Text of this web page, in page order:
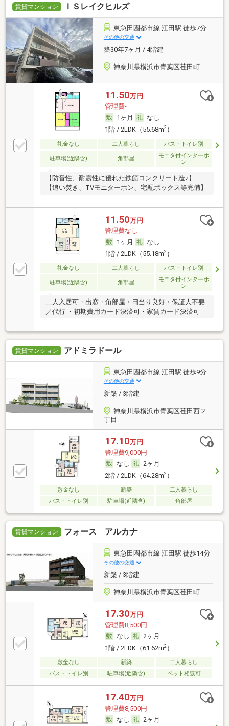
賃貸マンション ＩＳレイクヒルズ
東急田園都市線 江田駅 徒歩7分
その他の交通
築30年7ヶ月 / 4階建
神奈川県横浜市青葉区荏田町
11.50万円
管理費-
1ヶ月
なし
1階 / 2LDK（55.68m2）
礼金なし 二人暮らし バス・トイレ別
駐車場(近隣含) 角部屋
モニタ付インターホ
ン
【防音性、耐震性に優れた鉄筋コンクリート造♪】
【追い焚き、TVモニターホン、宅配ボックス等完備】
11.50万円
管理費なし
1ヶ月
なし
1階 / 2LDK（55.18m2）
礼金なし 二人暮らし バス・トイレ別
駐車場(近隣含) 角部屋
モニタ付インターホ
ン
二人入居可・出窓・角部屋・日当り良好・保証人不要
／代行 ・初期費用カード決済可・家賃カード決済可
賃貸マンション アドミラドール
東急田園都市線 江田駅 徒歩9分
その他の交通
新築 / 3階建
神奈川県横浜市青葉区荏田西２
丁目
17.10万円
管理費9,000円
なし
2ヶ月
2階 / 2LDK（64.28m2）
敷金なし 新築
二人暮らし
バス・トイレ別
駐車場(近隣含) 角部屋
賃貸マンション フォース アルカナ
東急田園都市線 江田駅 徒歩14分
その他の交通
新築 / 3階建
神奈川県横浜市青葉区荏田町
17.30万円
管理費8,500円
なし
2ヶ月
1階 / 2LDK（61.62m2）
敷金なし 新築
二人暮らし
バス・トイレ別
駐車場(近隣含) ペット相談可
17.40万円
管理費8,500円
なし
2ヶ月